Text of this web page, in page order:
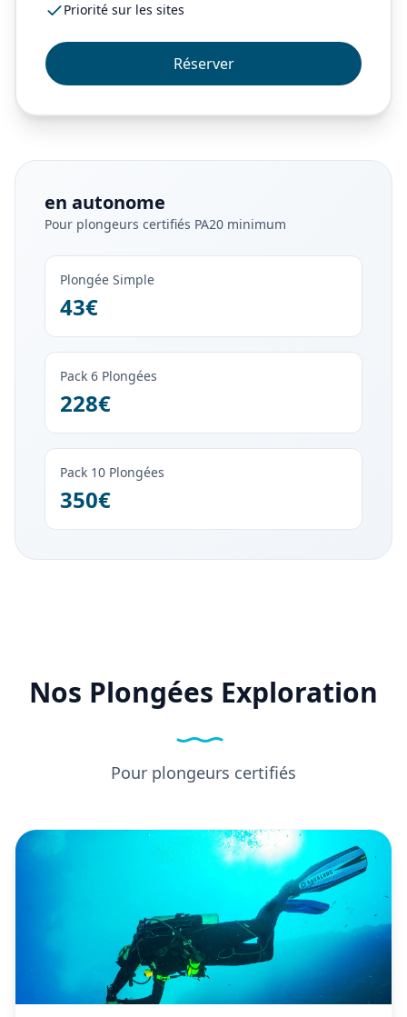
Priorité sur les sites
Réserver
en autonome
Pour plongeurs certifiés PA20 minimum
Plongée Simple
43€
Pack 6 Plongées
228€
Pack 10 Plongées
350€
Nos Plongées Exploration
Pour plongeurs certifiés